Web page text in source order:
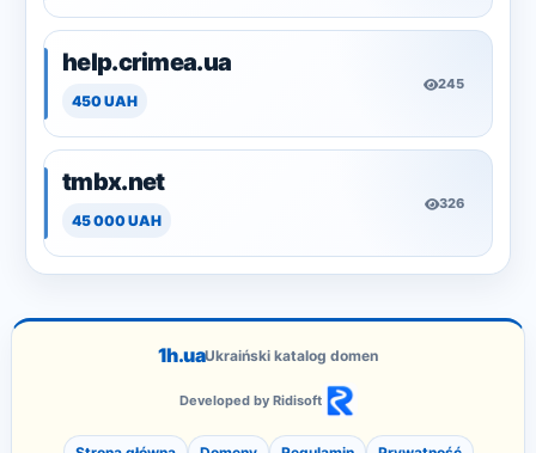
help.crimea.ua
450 UAH
245
tmbx.net
45 000 UAH
326
1h.uaUkraiński katalog domen
Developed by Ridisoft